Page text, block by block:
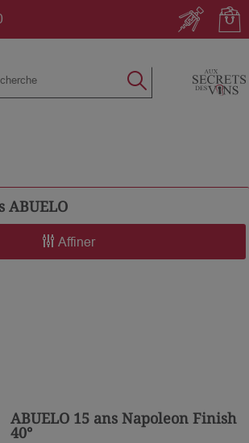
ABUELO
Affiner
ABUELO 15 ans Napoleon Finish
40°